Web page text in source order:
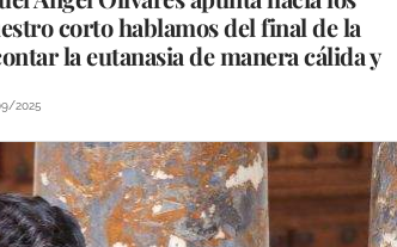
corto hablamos del final de la
la eutanasia de manera cálida y
2025